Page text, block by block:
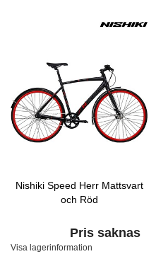
Nishiki Speed Herr Mattsvart
och Röd
Pris saknas
Visa lagerinformation